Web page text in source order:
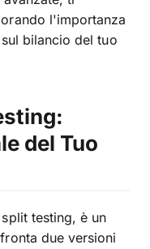
l'importanza
bilancio del tuo
del Tuo
testing, è un
due versioni